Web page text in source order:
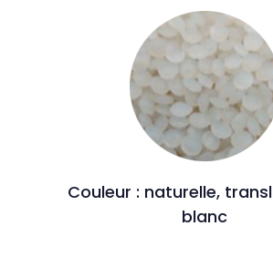
Couleur : naturelle,
blanc